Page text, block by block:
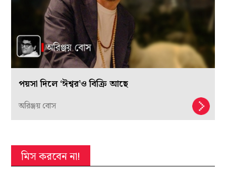
পয়সা দিলে ‘ঈশ্বর’ও বিক্রি আছে
অরিঞ্জয় বোস
মিস করবেন না!